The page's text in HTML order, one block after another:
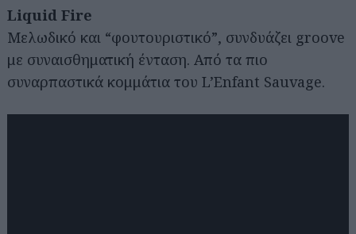
Liquid Fire
Μελωδικό και “φουτουριστικό”, συνδυάζει groove
με συναισθηματική ένταση. Από τα πιο
συναρπαστικά κομμάτια του L’Enfant Sauvage.
Αναζήτηση